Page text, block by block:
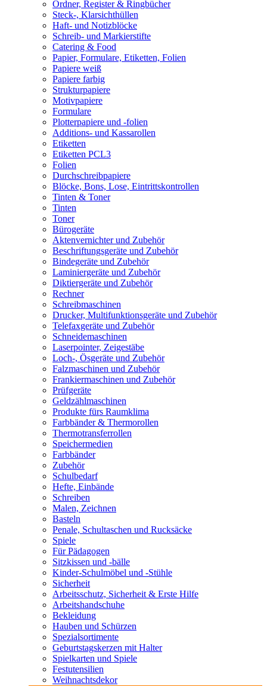
Ordner, Register & Ringbücher
Steck-, Klarsichthüllen
Haft- und Notizblöcke
Schreib- und Markierstifte
Catering & Food
Papier, Formulare, Etiketten, Folien
Papiere weiß
Papiere farbig
Strukturpapiere
Motivpapiere
Formulare
Plotterpapiere und -folien
Additions- und Kassarollen
Etiketten
Etiketten PCL3
Folien
Durchschreibpapiere
Blöcke, Bons, Lose, Eintrittskontrollen
Tinten & Toner
Tinten
Toner
Bürogeräte
Aktenvernichter und Zubehör
Beschriftungsgeräte und Zubehör
Bindegeräte und Zubehör
Laminiergeräte und Zubehör
Diktiergeräte und Zubehör
Rechner
Schreibmaschinen
Drucker, Multifunktionsgeräte und Zubehör
Telefaxgeräte und Zubehör
Schneidemaschinen
Laserpointer, Zeigestäbe
Loch-, Ösgeräte und Zubehör
Falzmaschinen und Zubehör
Frankiermaschinen und Zubehör
Prüfgeräte
Geldzählmaschinen
Produkte fürs Raumklima
Farbbänder & Thermorollen
Thermotransferrollen
Speichermedien
Farbbänder
Zubehör
Schulbedarf
Hefte, Einbände
Schreiben
Malen, Zeichnen
Basteln
Penale, Schultaschen und Rucksäcke
Spiele
Für Pädagogen
Sitzkissen und -bälle
Kinder-Schulmöbel und -Stühle
Sicherheit
Arbeitsschutz, Sicherheit & Erste Hilfe
Arbeitshandschuhe
Bekleidung
Hauben und Schürzen
Spezialsortimente
Geburtstagskerzen mit Halter
Spielkarten und Spiele
Festutensilien
Weihnachtsdekor